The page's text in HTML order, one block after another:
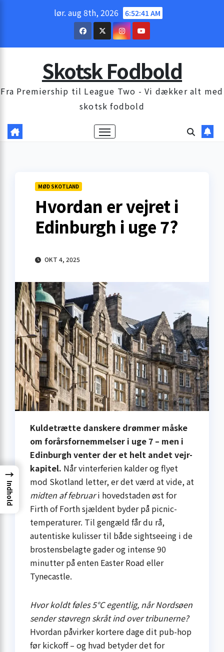
lør. aug 8th, 2026 6:52:42 AM
Skotsk Fodbold
Fra Premiership til League Two - Vi dækker alt med
skotsk fodbold
MØD SKOTLAND
Hvordan er vejret i
Edinburgh i uge 7?
OKT 4, 2025
Kuldetrætte danskere drømmer måske
om forårsfornemmelser i uge 7 – men i
Edinburgh venter der et helt andet vejr-
kapitel. Når vinterferien kalder og flyet
mod Skotland letter, er det værd at vide, at
midten af februari hovedstaden øst for
Firth of Forth sjældent byder på picnic-
temperaturer. Til gengæld får du rå,
autentiske kulisser til både sightseeing i de
brostensbelagte gader og intense 90
minutter på enten Easter Road eller
Tynecastle.
Hvor koldt føles 5°C egentlig, når Nordsøen
sender støvregn skråt ind over tribunerne?
Hvordan påvirker kortere dage dit pub-hop
før kickoff – og hvad betyder det for
→
Indhold